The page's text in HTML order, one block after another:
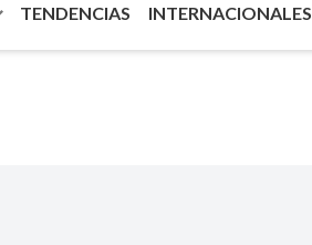
TENDENCIAS INTERNACIONALES